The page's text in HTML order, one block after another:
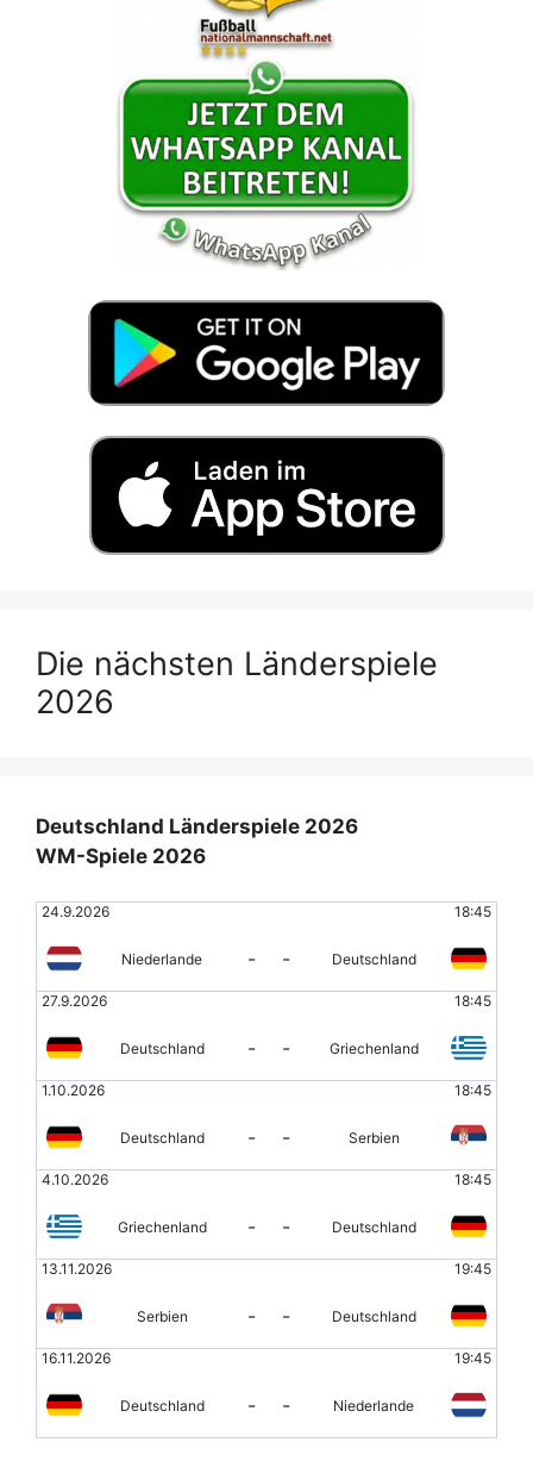
Die nächsten Länderspiele
2026
Deutschland Länderspiele 2026
WM-Spiele 2026
24.9.2026 18:45
Niederlande - - Deutschland
27.9.2026 18:45
Deutschland - - Griechenland
1.10.2026 18:45
Deutschland - - Serbien
4.10.2026 18:45
Griechenland - - Deutschland
13.11.2026 19:45
Serbien - - Deutschland
16.11.2026 19:45
Deutschland - - Niederlande